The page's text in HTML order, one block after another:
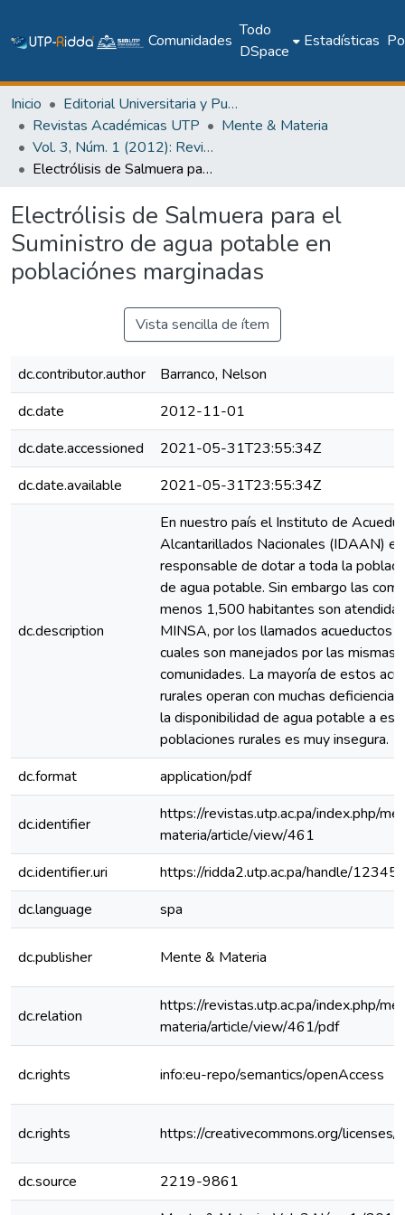
Comunidades
Todo
DSpace
Estadísticas
Inicio
Editorial Universitaria y Publicaciones Seriadas
Revistas Académicas UTP
Mente & Materia
Vol. 3, Núm. 1 (2012): Revista Mente & Materia
Electrólisis de Salmuera para el Suministro de agua potable en poblaciónes marginadas
Electrólisis de Salmuera para el
Suministro de agua potable en
poblaciónes marginadas
Vista sencilla de ítem
dc.contributor.author
Barranco, Nelson
dc.date
2012-11-01
dc.date.accessioned
2021-05-31T23:55:34Z
dc.date.available
2021-05-31T23:55:34Z
dc.description
En nuestro país el Instituto de
Alcantarillados Nacionales (IDAAN)
responsable de dotar a toda la
de agua potable. Sin embargo las
menos 1,500 habitantes son
MINSA, por los llamados acueductos
cuales son manejados por las mismas
comunidades. La mayoría de estos
rurales operan con muchas
la disponibilidad de agua potable a
poblaciones rurales es muy insegura.
dc.format
application/pdf
dc.identifier
https://revistas.utp.ac.pa/index.php/
materia/article/view/461
dc.identifier.uri
https://ridda2.utp.ac.pa/handle/
dc.language
spa
dc.publisher Mente & Materia
dc.relation
https://revistas.utp.ac.pa/index.php/
materia/article/view/461/pdf
dc.rights info:eu-repo/semantics/openAccess
dc.rights https://creativecommons.org/
dc.source
2219-9861